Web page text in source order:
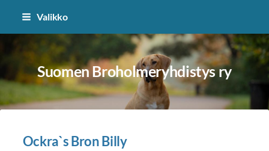
Siirry
sisältöön
Valikko
Suomen Broholmeryhdistys ry
Ockra`s Bron Billy